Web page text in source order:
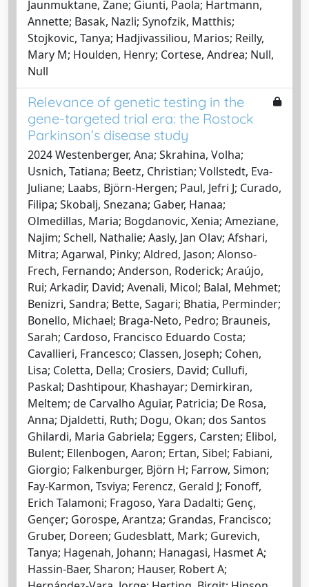
Jaunmuktane, Zane; Giunti, Paola; Hartmann,
Annette; Basak, Nazli; Synofzik, Matthis;
Stojkovic, Tanya; Hadjivassiliou, Marios; Reilly,
Mary M; Houlden, Henry; Cortese, Andrea; Null,
Null
Relevance of genetic testing in the
gene-targeted trial era: the Rostock
Parkinson’s disease study
2024 Westenberger, Ana; Skrahina, Volha;
Usnich, Tatiana; Beetz, Christian; Vollstedt, Eva-
Juliane; Laabs, Björn-Hergen; Paul, Jefri J; Curado,
Filipa; Skobalj, Snezana; Gaber, Hanaa;
Olmedillas, Maria; Bogdanovic, Xenia; Ameziane,
Najim; Schell, Nathalie; Aasly, Jan Olav; Afshari,
Mitra; Agarwal, Pinky; Aldred, Jason; Alonso-
Frech, Fernando; Anderson, Roderick; Araújo,
Rui; Arkadir, David; Avenali, Micol; Balal, Mehmet;
Benizri, Sandra; Bette, Sagari; Bhatia, Perminder;
Bonello, Michael; Braga-Neto, Pedro; Brauneis,
Sarah; Cardoso, Francisco Eduardo Costa;
Cavallieri, Francesco; Classen, Joseph; Cohen,
Lisa; Coletta, Della; Crosiers, David; Cullufi,
Paskal; Dashtipour, Khashayar; Demirkiran,
Meltem; de Carvalho Aguiar, Patricia; De Rosa,
Anna; Djaldetti, Ruth; Dogu, Okan; dos Santos
Ghilardi, Maria Gabriela; Eggers, Carsten; Elibol,
Bulent; Ellenbogen, Aaron; Ertan, Sibel; Fabiani,
Giorgio; Falkenburger, Björn H; Farrow, Simon;
Fay-Karmon, Tsviya; Ferencz, Gerald J; Fonoff,
Erich Talamoni; Fragoso, Yara Dadalti; Genç,
Gençer; Gorospe, Arantza; Grandas, Francisco;
Gruber, Doreen; Gudesblatt, Mark; Gurevich,
Tanya; Hagenah, Johann; Hanagasi, Hasmet A;
Hassin-Baer, Sharon; Hauser, Robert A;